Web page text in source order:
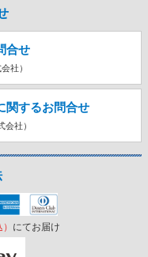
合せ
社）
関するお問合せ
会社）
にてお届け